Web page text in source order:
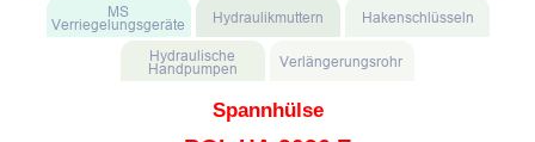
Spannhülse